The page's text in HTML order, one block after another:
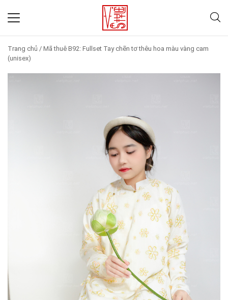
Trang chủ / Mã thuê B92: Fullset Tay chẽn tơ thêu hoa màu vàng cam
(unisex)